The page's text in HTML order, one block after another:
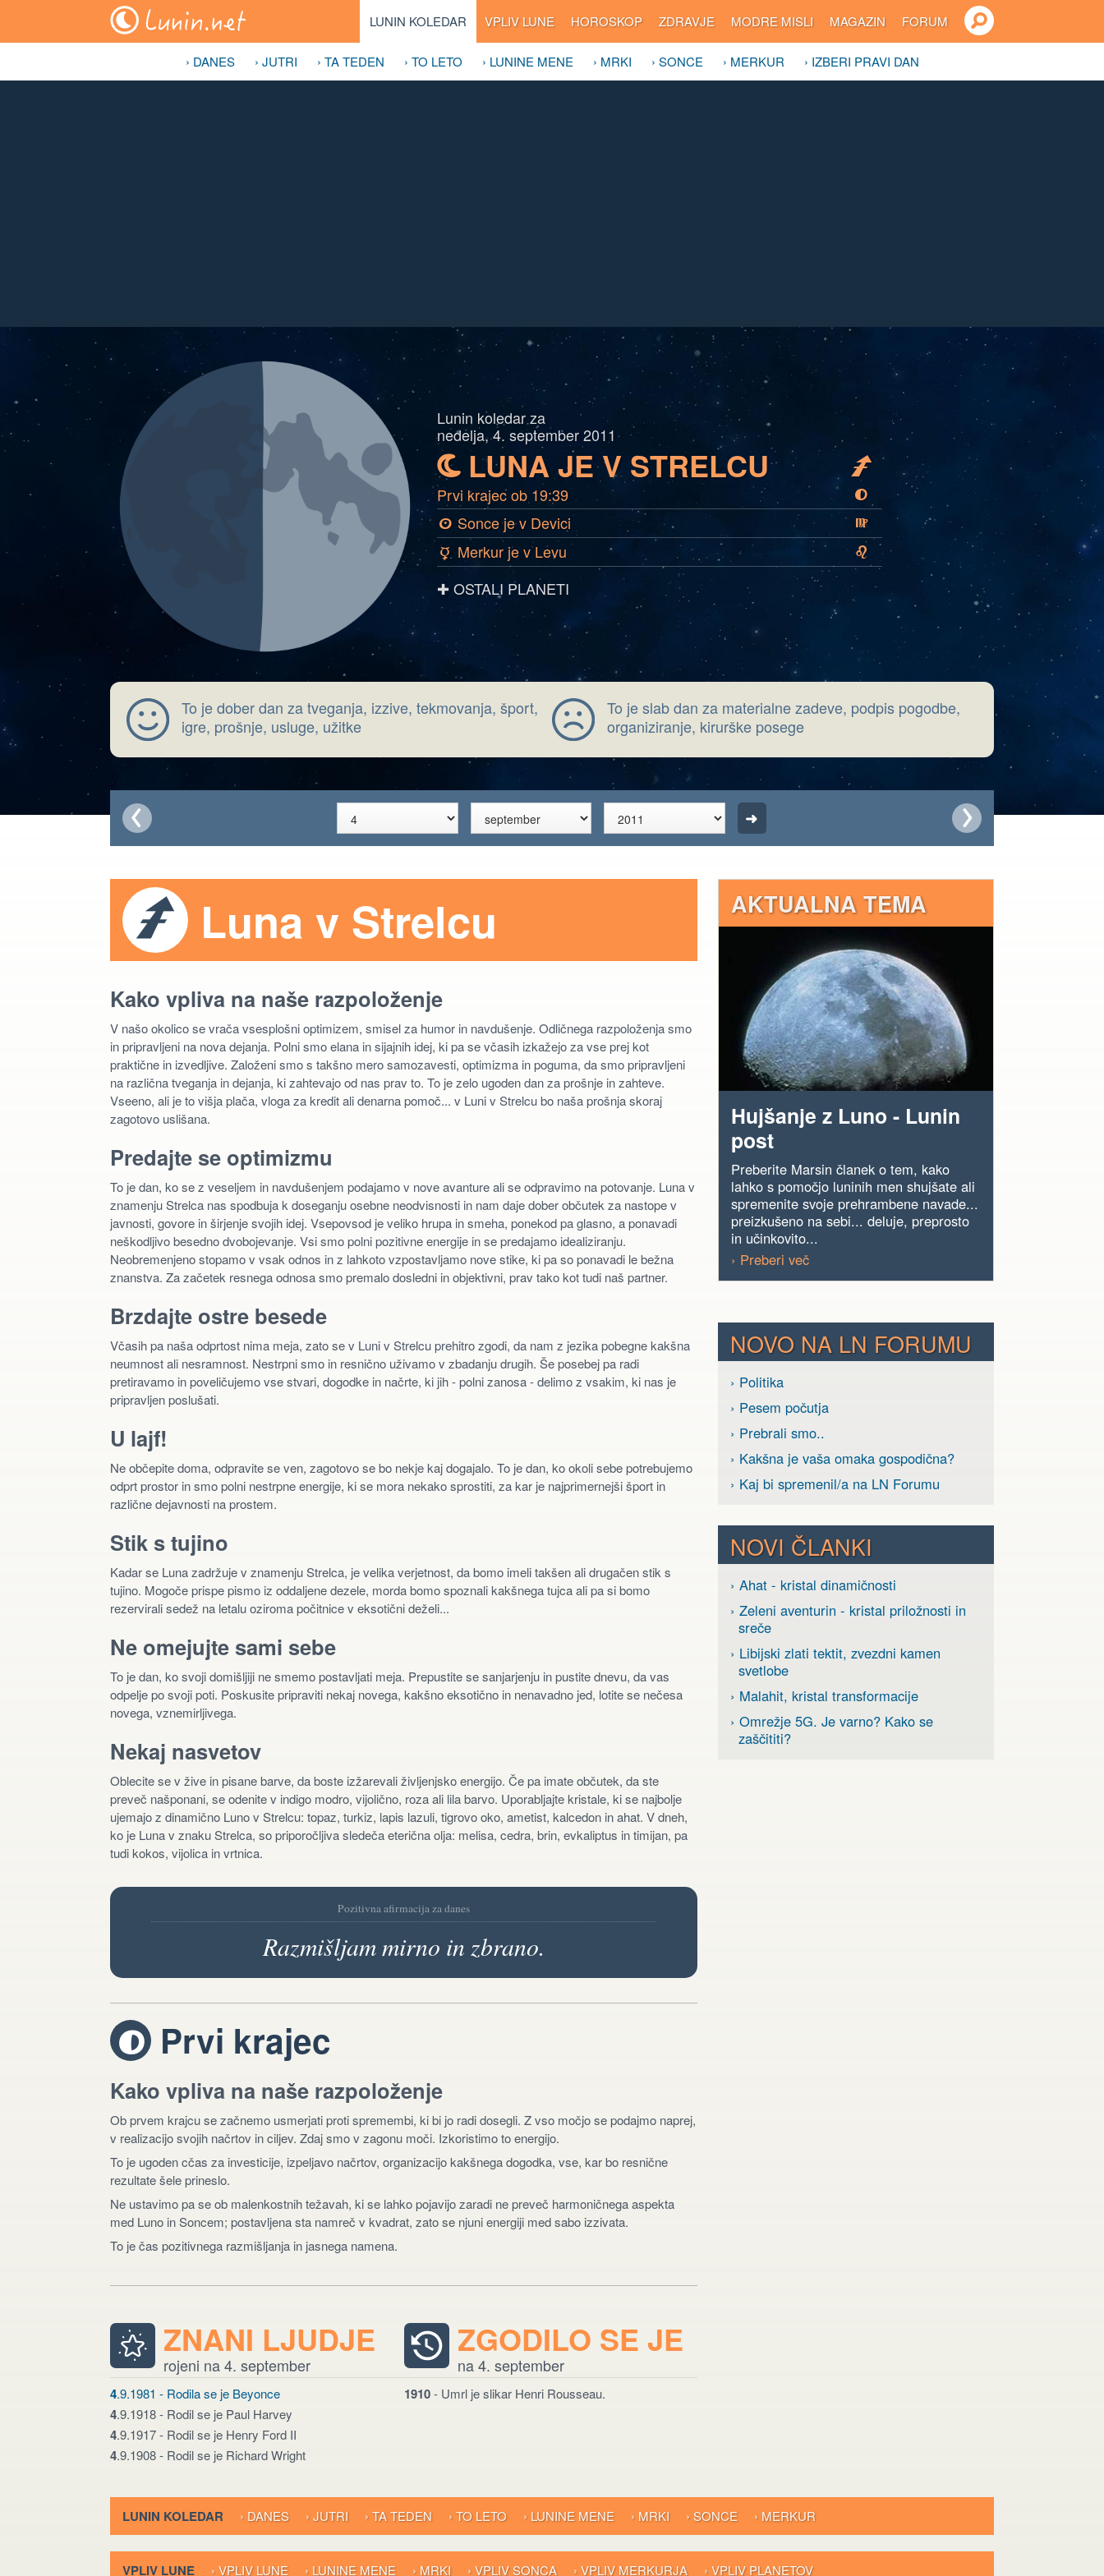
LUNIN KOLEDAR VPLIV LUNE HOROSKOP ZDRAVJE MODRE MISLI MAGAZIN FORUM
› DANES › JUTRI › TA TEDEN › TO LETO › LUNINE MENE › MRKI › SONCE › MERKUR › IZBERI PRAVI DAN
Lunin koledar za
nedelja, 4. september 2011
bLUNA JE V STRELCU I
Prvi krajec ob 19:39
T
a Sonce je v Devici
F
c Merkur je v Levu E
✚ OSTALI PLANETI
To je dober dan za tveganja, izzive, tekmovanja, šport,
igre, prošnje, usluge, užitke
To je slab dan za materialne zadeve, podpis pogodbe,
organiziranje, kirurške posege
Luna v Strelcu
Kako vpliva na naše razpoloženje
V našo okolico se vrača vsesplošni optimizem, smisel za humor in navdušenje. Odličnega razpoloženja smo
in pripravljeni na nova dejanja. Polni smo elana in sijajnih idej, ki pa se včasih izkažejo za vse prej kot
praktične in izvedljive. Založeni smo s takšno mero samozavesti, optimizma in poguma, da smo pripravljeni
na različna tveganja in dejanja, ki zahtevajo od nas prav to. To je zelo ugoden dan za prošnje in zahteve.
Vseeno, ali je to višja plača, vloga za kredit ali denarna pomoč... v Luni v Strelcu bo naša prošnja skoraj
zagotovo uslišana.
Predajte se optimizmu
To je dan, ko se z veseljem in navdušenjem podajamo v nove avanture ali se odpravimo na potovanje. Luna v
znamenju Strelca nas spodbuja k doseganju osebne neodvisnosti in nam daje dober občutek za nastope v
javnosti, govore in širjenje svojih idej. Vsepovsod je veliko hrupa in smeha, ponekod pa glasno, a ponavadi
neškodljivo besedno dvobojevanje. Vsi smo polni pozitivne energije in se predajamo idealiziranju.
Neobremenjeno stopamo v vsak odnos in z lahkoto vzpostavljamo nove stike, ki pa so ponavadi le bežna
znanstva. Za začetek resnega odnosa smo premalo dosledni in objektivni, prav tako kot tudi naš partner.
Brzdajte ostre besede
Včasih pa naša odprtost nima meja, zato se v Luni v Strelcu prehitro zgodi, da nam z jezika pobegne kakšna
neumnost ali nesramnost. Nestrpni smo in resnično uživamo v zbadanju drugih. Še posebej pa radi
pretiravamo in poveličujemo vse stvari, dogodke in načrte, ki jih - polni zanosa - delimo z vsakim, ki nas je
pripravljen poslušati.
U lajf!
Ne občepite doma, odpravite se ven, zagotovo se bo nekje kaj dogajalo. To je dan, ko okoli sebe potrebujemo
odprt prostor in smo polni nestrpne energije, ki se mora nekako sprostiti, za kar je najprimernejši šport in
različne dejavnosti na prostem.
Stik s tujino
Kadar se Luna zadržuje v znamenju Strelca, je velika verjetnost, da bomo imeli takšen ali drugačen stik s
tujino. Mogoče prispe pismo iz oddaljene dezele, morda bomo spoznali kakšnega tujca ali pa si bomo
rezervirali sedež na letalu oziroma počitnice v eksotični deželi...
Ne omejujte sami sebe
To je dan, ko svoji domišljiji ne smemo postavljati meja. Prepustite se sanjarjenju in pustite dnevu, da vas
odpelje po svoji poti. Poskusite pripraviti nekaj novega, kakšno eksotično in nenavadno jed, lotite se nečesa
novega, vznemirljivega.
Nekaj nasvetov
Oblecite se v žive in pisane barve, da boste izžarevali življenjsko energijo. Če pa imate občutek, da ste
preveč našponani, se odenite v indigo modro, vijolično, roza ali lila barvo. Uporabljajte kristale, ki se najbolje
ujemajo z dinamično Luno v Strelcu: topaz, turkiz, lapis lazuli, tigrovo oko, ametist, kalcedon in ahat. V dneh,
ko je Luna v znaku Strelca, so priporočljiva sledeča eterična olja: melisa, cedra, brin, evkaliptus in timijan, pa
tudi kokos, vijolica in vrtnica.
Pozitivna afirmacija za danes
Razmišljam mirno in zbrano.
T Prvi krajec
Kako vpliva na naše razpoloženje
Ob prvem krajcu se začnemo usmerjati proti spremembi, ki bi jo radi dosegli. Z vso močjo se podajmo naprej,
v realizacijo svojih načrtov in ciljev. Zdaj smo v zagonu moči. Izkoristimo to energijo.
To je ugoden cčas za investicije, izpeljavo načrtov, organizacijo kakšnega dogodka, vse, kar bo resnične
rezultate šele prineslo.
Ne ustavimo pa se ob malenkostnih težavah, ki se lahko pojavijo zaradi ne preveč harmoničnega aspekta
med Luno in Soncem; postavljena sta namreč v kvadrat, zato se njuni energiji med sabo izzivata.
To je čas pozitivnega razmišljanja in jasnega namena.
ZNANI LJUDJE
rojeni na 4. september
4.9.1981 - Rodila se je Beyonce
4.9.1918 - Rodil se je Paul Harvey
4.9.1917 - Rodil se je Henry Ford II
4.9.1908 - Rodil se je Richard Wright
ZGODILO SE JE
na 4. september
1910- Umrl je slikar Henri Rousseau.
AKTUALNA TEMA
Hujšanje z Luno - Lunin
post
Preberite Marsin članek o tem, kako
lahko s pomočjo luninih men shujšate ali
spremenite svoje prehrambene navade...
preizkušeno na sebi... deluje, preprosto
in učinkovito...
› Preberi več
NOVO NA LN FORUMU
› Politika
› Pesem počutja
› Prebrali smo..
› Kakšna je vaša omaka gospodična?
› Kaj bi spremenil/a na LN Forumu
NOVI ČLANKI
› Ahat - kristal dinamičnosti
› Zeleni aventurin - kristal priložnosti in
sreče
› Libijski zlati tektit, zvezdni kamen
svetlobe
› Malahit, kristal transformacije
› Omrežje 5G. Je varno? Kako se
zaščititi?
LUNIN KOLEDAR › DANES › JUTRI › TA TEDEN › TO LETO › LUNINE MENE › MRKI › SONCE › MERKUR
VPLIV LUNE › VPLIV LUNE › LUNINE MENE › MRKI › VPLIV SONCA › VPLIV MERKURJA › VPLIV PLANETOV